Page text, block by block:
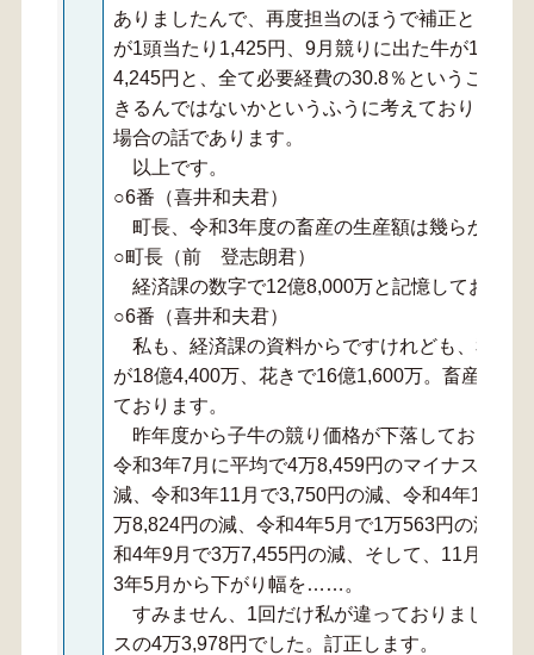
ありましたんで、再度担当のほうで補正として
が1頭当たり1,425円、9月競りに出た牛が1頭当
4,245円と、全て必要経費の30.8％ということで
きるんではないかというふうに考えております
場合の話であります。
以上です。
○6番（喜井和夫君）
町長、令和3年度の畜産の生産額は幾らかご存
○町長（前 登志朗君）
経済課の数字で12億8,000万と記憶しておりま
○6番（喜井和夫君）
私も、経済課の資料からですけれども、私の
が18億4,400万、花きで16億1,600万。畜産は和
ております。
昨年度から子牛の競り価格が下落しておりま
令和3年7月に平均で4万8,459円のマイナス、そ
減、令和3年11月で3,750円の減、令和4年1月で
万8,824円の減、令和4年5月で1万563円の減、
和4年9月で3万7,455円の減、そして、11月で1
3年5月から下がり幅を……。
すみません、1回だけ私が違っておりました。
スの4万3,978円でした。訂正します。